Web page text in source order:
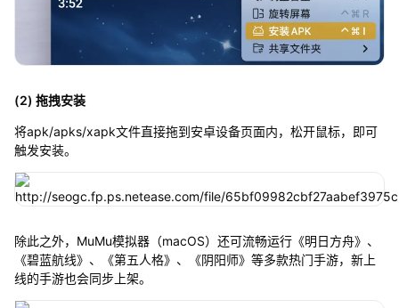
(2) 拖拽安装
将apk/apks/xapk文件直接拖到安卓设备页面内，松开鼠标，即可
触发安装。
除此之外，MuMu模拟器（macOS）还可流畅运行《明日方舟》、
《碧蓝航线》、《第五人格》、《阴阳师》等多款热门手游，新上
线的手游也会同步上架。